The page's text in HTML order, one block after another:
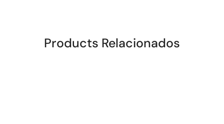
Products Relacionados